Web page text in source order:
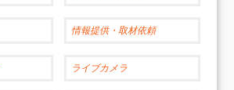
情報提供・取材依頼
ライブカメラ